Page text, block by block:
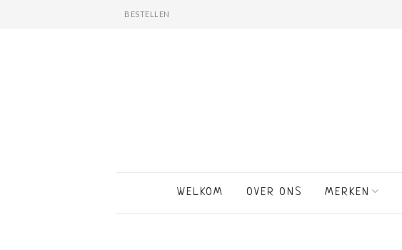
BESTELLEN
WELKOM OVER ONS MERKEN